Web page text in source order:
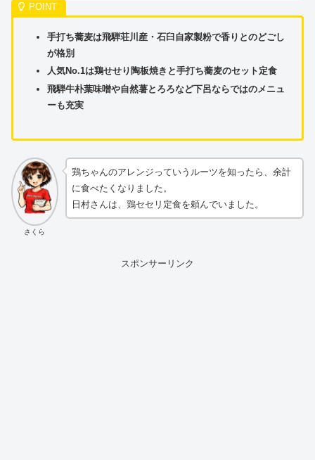
手打ち蕎麦は飛騨荘川産・石臼自家製粉で香りとのどごし
が格別
人気No.1は鶏せせり陶板焼きと手打ち蕎麦のセット定食
飛騨牛朴葉味噌や自然薯とろろなど下呂ならではのメニュ
ーも充実
さくら
鶏ちゃんのアレンジっていうルーツを知ったら、余計
に食べたくなりました。
日村さんは、鶏セセリ定食を頼んでいました。
スポンサーリンク